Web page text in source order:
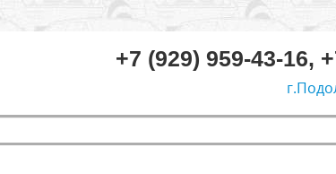
+7 (929) 959-43-16,